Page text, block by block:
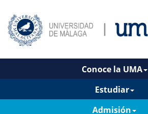
Conoce la UMA
Estudiar
Admisión